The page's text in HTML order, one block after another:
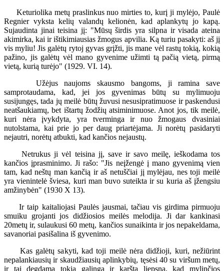
Keturiolika metų praslinkus nuo mirties to, kurį ji mylėjo, Paulė
Regnier vyksta kelių valandų kelionėn, kad aplankytų jo kapą.
Sujaudinta jinai teisina jį: "Mūsų širdis yra silpna ir visada ateina
akimirka, kai ir ištikimiausias žmogus apvilia. Ką turiu pasakyti: aš jį
vis myliu! Jis galėtų rytoj gyvas grįžti, jis mane vėl rastų tokią, kokią
pažino, jis galėtų vėl mano gyvenime užimti tą pačią vietą, pirmą
vietą, kurią turėjo" (1929. VI. 14).
Užėjus naujoms skausmo bangoms, ji ramina save
samprotaudama, kad, jei jos gyvenimas būtų su mylimuoju
susijungęs, tada jų meilė būtų žuvusi nesusipratimuose ir paskendusi
neatšaukiamų, bet ištartų žodžių atsiminimuose. Anot jos, tik meilė,
kuri nėra įvykdyta, yra tverminga ir nuo žmogaus dvasiniai
nutolstama, kai prie jo per daug priartėjama. Ji norėtų pasidaryti
nejautri, norėtų atbukti, kad kančios nejaustų.
Netrukus ji vėl teisina jį, save ir savo meilę, ieškodama tos
kančios įprasminimo. Ji rašo: "Jis neįžengė į mano gyvenimą vien
tam, kad neštų man kančią ir aš netuščiai jį mylėjau, nes toji meilė
yra vienintelė šviesa, kuri man buvo suteikta ir su kuria aš įžengsiu
amžinybėn" (1930 X 13).
Ir taip kaitaliojasi Paulės jausmai, tačiau vis girdima pirmuoju
smuiku grojanti jos didžiosios meilės melodija. Ji dar kankinasi
20metų ir, sulaukusi 60 metų, kančios sunaikinta ir jos nepakeldama,
savanoriai pasišalina iš gyvenimo.
Kas galėtų sakyti, kad toji meilė nėra didžioji, kuri, nežiūrint
nepalankiausių ir skaudžiausių aplinkybių, tęsėsi 40 su viršum metų,
ir tai degdama tokia galinga ir karšta liepsna, kad mylinčios